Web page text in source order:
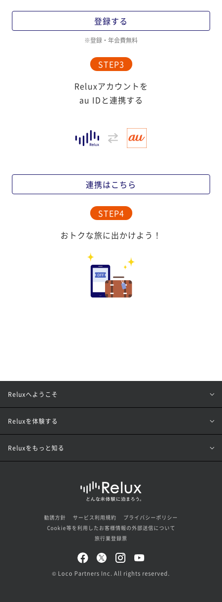
登録する
登録・年会費無料
STEP3
Reluxアカウントを
au IDと連携する
連携はこちら
STEP4
おトクな旅に出かけよう！
Reluxへようこそ
Reluxを体験する
Reluxをもっと知る
勧誘方針 サービス利用規約
プライバシーポリシー
Cookie等を利用したお客様情報の外部送信について
旅行業登録票
© Loco Partners Inc. All rights reserved.